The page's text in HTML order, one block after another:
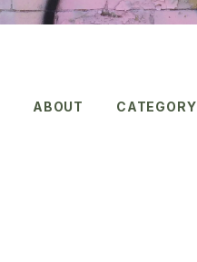
ABOUT CATEGORY